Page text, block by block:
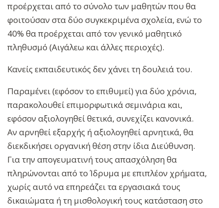
προέρχεται από το σύνολο των μαθητών που θα
φοιτούσαν στα δύο συγκεκριμένα σχολεία, ενώ το
40% θα προέρχεται από τον γενικό μαθητικό
πληθυσμό (Αιγάλεω και άλλες περιοχές).
Κανείς εκπαιδευτικός δεν χάνει τη δουλειά του.
Παραμένει (εφόσον το επιθυμεί) για δύο χρόνια,
παρακολουθεί επιμορφωτικά σεμινάρια και,
εφόσον αξιολογηθεί θετικά, συνεχίζει κανονικά.
Αν αρνηθεί εξαρχής ή αξιολογηθεί αρνητικά, θα
διεκδικήσει οργανική θέση στην ίδια Διεύθυνση.
Για την απογευματινή τους απασχόληση θα
πληρώνονται από το Ίδρυμα με επιπλέον χρήματα,
χωρίς αυτό να επηρεάζει τα εργασιακά τους
δικαιώματα ή τη μισθολογική τους κατάσταση στο